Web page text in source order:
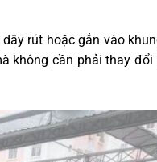
rút hoặc gắn vào
không cần phải thay